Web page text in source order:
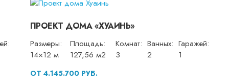
ПРОЕКТ ДОМА «ХУАИНЬ»
Размеры:
14×12 м
Площадь:
127,56 м2
Комнат:
3
Ванных:
2
Гаражей:
1
ОТ 4.145.700 РУБ.